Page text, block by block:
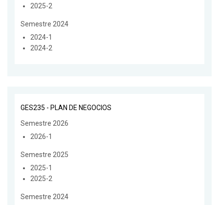
2025-2
Semestre 2024
2024-1
2024-2
GES235 - PLAN DE NEGOCIOS
Semestre 2026
2026-1
Semestre 2025
2025-1
2025-2
Semestre 2024